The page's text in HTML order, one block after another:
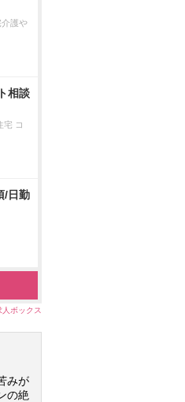
介護
相談
宅 コ
/日勤
ボックス
みが
の絶